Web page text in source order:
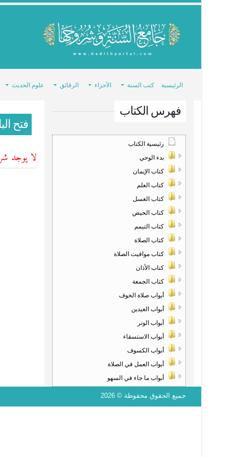
الرئيسية كتب السنة الأجزاء الرقائق علوم الحديث
فهرس الكتاب
رئيسية الكتاب
بدء الوحي
كتاب الإيمان
كتاب العلم
كتاب الغسل
كتاب الحيض
كتاب التيمم
كتاب الصلاة
كتاب مواقيت الصلاة
كتاب الأذان
كتاب الجمعة
أبواب صلاة الخوف
أبواب العيدين
أبواب الوتر
أبواب الاستسقاء
أبواب الكسوف
أبواب العمل في الصلاة
أبواب ما جاء في السهو
فتح
لا يوجد
جميع الحقوق محفوظة © 2026